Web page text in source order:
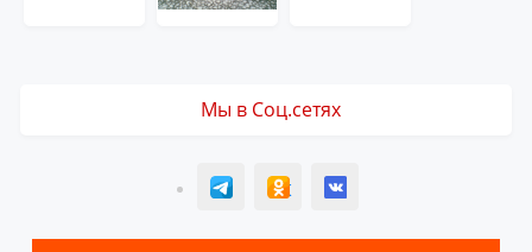
Мы в Соц.сетях
T ОК ВК